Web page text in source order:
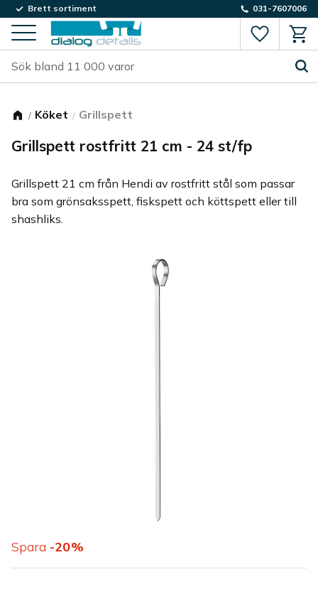
Meny
Brett sortiment 031-7607006
Köket Grillspett
Grillspett rostfritt 21 cm - 24 st/fp
Grillspett 21 cm från Hendi av rostfritt stål som passar
bra som grönsaksspett, fiskspett och köttspett eller till
shashliks.
Spara 20%